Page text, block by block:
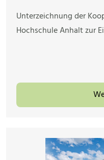
Unterzeichnung der
Hochschule Anhalt zur